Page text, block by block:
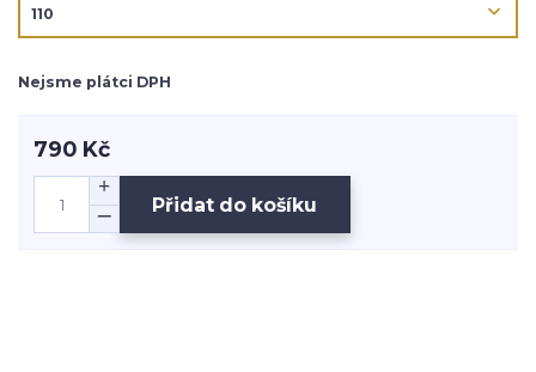
Nejsme plátci DPH
790 Kč
Přidat do košíku